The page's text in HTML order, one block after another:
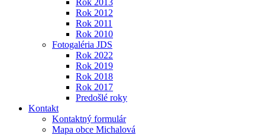
Rok 2013
Rok 2012
Rok 2011
Rok 2010
Fotogaléria JDS
Rok 2022
Rok 2019
Rok 2018
Rok 2017
Predošlé roky
Kontakt
Kontaktný formulár
Mapa obce Michalová